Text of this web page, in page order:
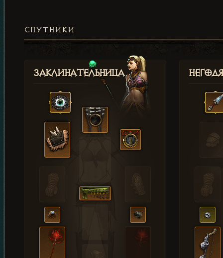
СПУТНИКИ
Заклинательница